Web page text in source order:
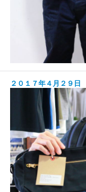
２０１７年４月２９日